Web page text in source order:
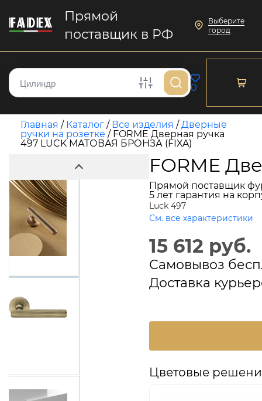
Прямой
поставщик в РФ
Выберите
город
0
Главная / Каталог / Все изделия /Дверные
ручки на розетке / FORME Дверная ручка
497 LUCK МАТОВАЯ БРОНЗА (FIXA)
FORME
Прямой поставщик
5 лет гарантия на
Luck 497
См. все характеристики
15 612 руб.
Самовывоз
Доставка
Цветовые